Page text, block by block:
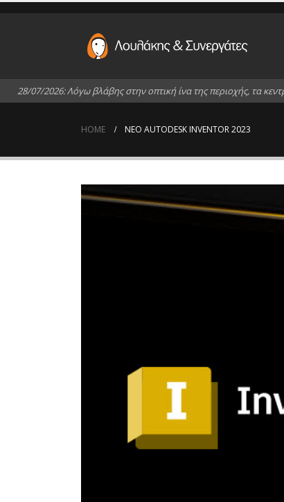
28/07/2026:Λόγω βλάβης στην οπτική ίνα της περιοχής, τα κεντ
HOME ΝΈΟ AUTODESK INVENTOR 2023